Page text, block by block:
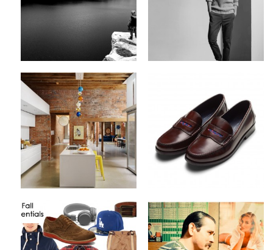
Okt 4, 2012
Keine Kommentare
Okt 3, 2012
Keine Kommentare
Modern Loft x 46 Water
Street Heritage Building
byMEX onSep 29, 2012
Keine Kommentare
Loafer with a Twist
on Sep 27, 2012
Keine Kommentare
Style Guide x Fall
Essentials Part 1
byMEX onSep 25, 2012
Tom & Hawk x
Fall/Winter 2012
Collection